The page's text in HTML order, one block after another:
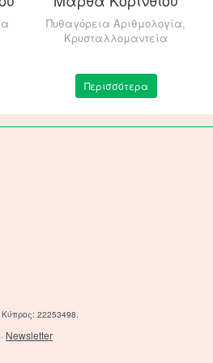
Πυθαγόρεια Αριθμολογία,
Κρυσταλλομαντεία
Περισσότερα
22253498.
· Newsletter